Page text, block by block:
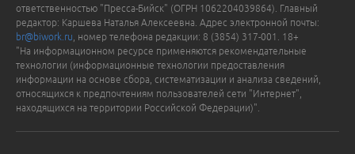
ответственностью "Пресса-Бийск" (ОГРН 1062204039864). Главный
редактор: Каршева Наталья Алексеевна. Адрес электронной почты:
br@biwork.ru , номер телефона редакции: 8 (3854) 317-001. 18+
"На информационном ресурсе применяются рекомендательные
технологии (информационные технологии предоставления
информации на основе сбора, систематизации и анализа сведений,
относящихся к предпочтениям пользователей сети "Интернет",
находящихся на территории Российской Федерации)".